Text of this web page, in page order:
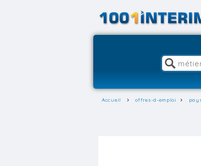
Accueil offres-d-emploi